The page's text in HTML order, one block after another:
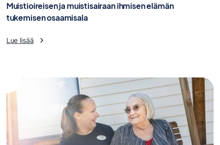
Muistioireisen ja muistisairaan ihmisen elämän
tukemisen osaamisala
Lue lisää